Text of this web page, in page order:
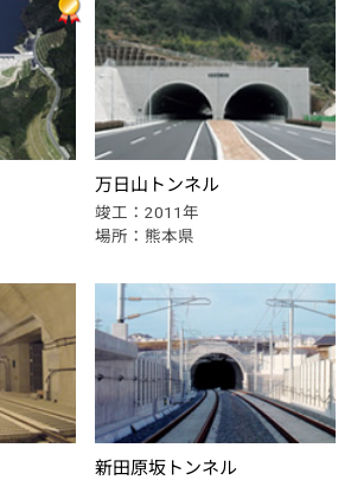
万日山トンネル
竣工：2011年
場所：熊本県
新田原坂トンネル